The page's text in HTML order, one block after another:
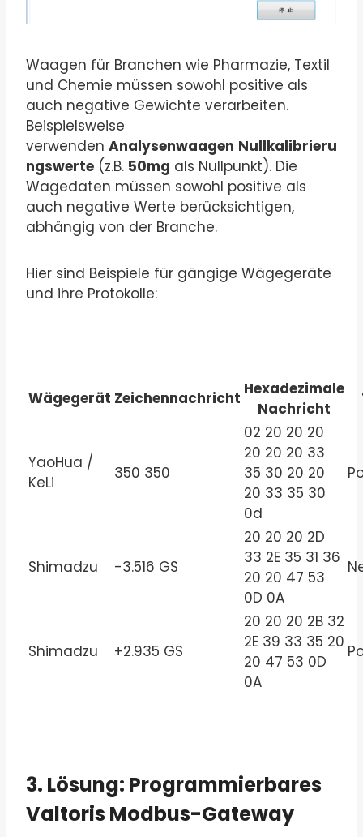
Waagen für Branchen wie Pharmazie, Textil
und Chemie müssen sowohl positive als
auch negative Gewichte verarbeiten.
Beispielsweise
verwenden Analysenwaagen Nullkalibrieru
ngswerte (z.B. 50mg als Nullpunkt). Die
Wagedaten müssen sowohl positive als
auch negative Werte berücksichtigen,
abhängig von der Branche.
Hier sind Beispiele für gängige Wägegeräte
und ihre Protokolle:
Wägegerät Zeichennachricht Hexadezimale
Nachricht
YaoHua /
KeLi
350 350
02 20 20 20
20 20 20 33
35 30 20 20
20 33 35 30
0d
Shimadzu -3.516 GS
20 20 20 2D
33 2E 35 31 36
20 20 47 53
0D 0A
Shimadzu +2.935 GS
20 20 20 2B 32
2E 39 33 35 20
20 47 53 0D
0A
3. Lösung: Programmierbares
Valtoris Modbus-Gateway